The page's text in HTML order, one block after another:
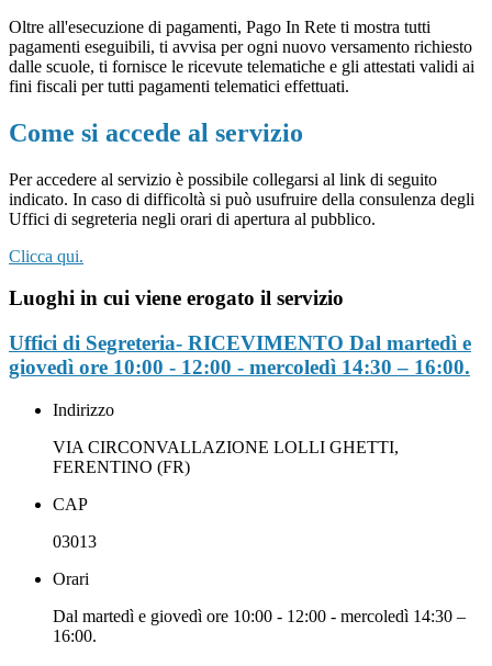
Oltre all'esecuzione di pagamenti, Pago In Rete ti mostra tutti
pagamenti eseguibili, ti avvisa per ogni nuovo versamento richiesto
dalle scuole, ti fornisce le ricevute telematiche e gli attestati validi ai
fini fiscali per tutti pagamenti telematici effettuati.
Come si accede al servizio
Per accedere al servizio è possibile collegarsi al link di seguito
indicato. In caso di difficoltà si può usufruire della consulenza degli
Uffici di segreteria negli orari di apertura al pubblico.
Clicca qui.
Luoghi in cui viene erogato il servizio
Uffici di Segreteria- RICEVIMENTO Dal martedì e
giovedì ore 10:00 - 12:00 - mercoledì 14:30 – 16:00.
Indirizzo
VIA CIRCONVALLAZIONE LOLLI GHETTI,
FERENTINO (FR)
CAP
03013
Orari
Dal martedì e giovedì ore 10:00 - 12:00 - mercoledì 14:30 –
16:00.